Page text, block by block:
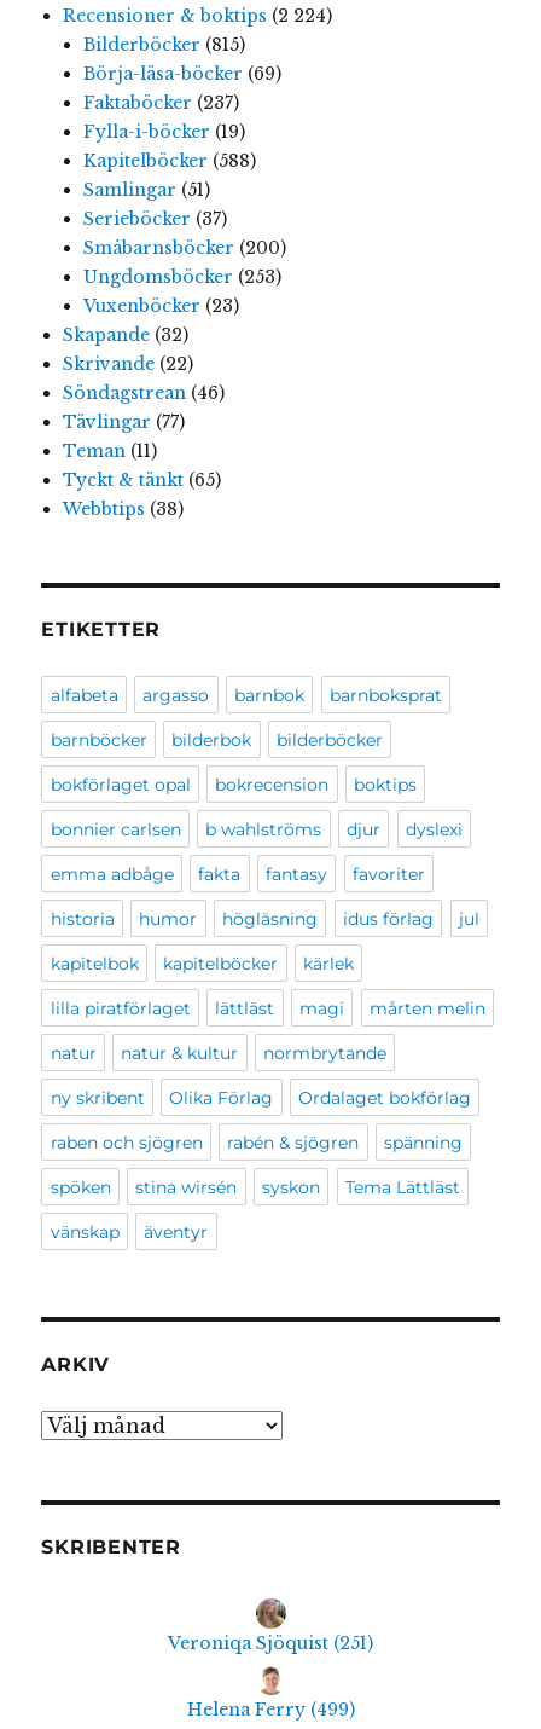
Recensioner & boktips (2 224)
Bilderböcker (815)
Börja-läsa-böcker (69)
Faktaböcker (237)
Fylla-i-böcker (19)
Kapitelböcker (588)
Samlingar (51)
Serieböcker (37)
Småbarnsböcker (200)
Ungdomsböcker (253)
Vuxenböcker (23)
Skapande(32)
Skrivande(22)
Söndagstrean(46)
Tävlingar (77)
Teman(11)
Tyckt & tänkt(65)
Webbtips (38)
ETIKETTER
alfabeta argasso barnbok barnboksprat
barnböcker bilderbok bilderböcker
bokförlaget opal bokrecension boktips
bonnier carlsen b wahlströms djur dyslexi
emma adbåge fakta fantasy favoriter
historia humor högläsning idus förlag jul
kapitelbok kapitelböcker kärlek
lilla piratförlaget lättläst magi mårten melin
natur natur & kultur normbrytande
ny skribent Olika Förlag Ordalaget bokförlag
raben och sjögren rabén & sjögren spänning
spöken stina wirsén syskon Tema Lättläst
vänskap äventyr
ARKIV
Arkiv
SKRIBENTER
Veroniqa Sjöquist (251)
Helena Ferry (499)